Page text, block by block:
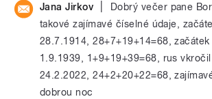
Jana Jirkov
Dobrý večer pane
takové zajímavé číselné údaje,
28.7.1914, 28+7+19+14=68, začátek
1.9.1939, 1+9+19+39=68, rus
24.2.2022, 24+2+20+22=68,
dobrou noc